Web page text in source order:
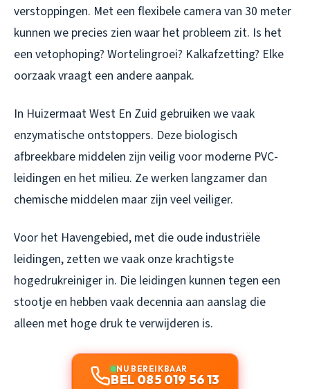
verstoppingen. Met een flexibele camera van 30 meter
kunnen we precies zien waar het probleem zit. Is het
een vetophoping? Wortelingroei? Kalkafzetting? Elke
oorzaak vraagt een andere aanpak.
In Huizermaat West En Zuid gebruiken we vaak
enzymatische ontstoppers. Deze biologisch
afbreekbare middelen zijn veilig voor moderne PVC-
leidingen en het milieu. Ze werken langzamer dan
chemische middelen maar zijn veel veiliger.
Voor het Havengebied, met die oude industriële
leidingen, zetten we vaak onze krachtigste
hogedrukreiniger in. Die leidingen kunnen tegen een
stootje en hebben vaak decennia aan aanslag die
alleen met hoge druk te verwijderen is.
NU BEREIKBAAR
BEL 085 019 56 13